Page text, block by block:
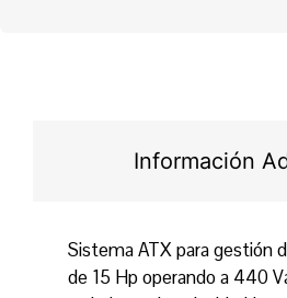
Información
Sistema ATX para gestión
de 15 Hp operando a 440